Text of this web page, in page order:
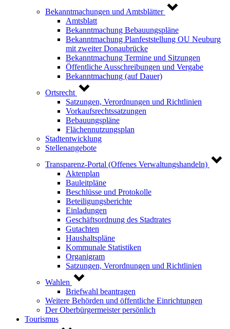
Bekanntmachungen und Amtsblätter
Amtsblatt
Bekanntmachung Bebauungspläne
Bekanntmachung Planfeststellung OU Neuburg
mit zweiter Donaubrücke
Bekanntmachung Termine und Sitzungen
Öffentliche Ausschreibungen und Vergabe
Bekanntmachung (auf Dauer)
Ortsrecht
Satzungen, Verordnungen und Richtlinien
Vorkaufsrechtssatzungen
Bebauungspläne
Flächennutzungsplan
Stadtentwicklung
Stellenangebote
Transparenz-Portal (Offenes Verwaltungshandeln)
Aktenplan
Bauleitpläne
Beschlüsse und Protokolle
Beteiligungsberichte
Einladungen
Geschäftsordnung des Stadtrates
Gutachten
Haushaltspläne
Kommunale Statistiken
Organigram
Satzungen, Verordnungen und Richtlinien
Wahlen
Briefwahl beantragen
Weitere Behörden und öffentliche Einrichtungen
Der Oberbürgermeister persönlich
Tourismus